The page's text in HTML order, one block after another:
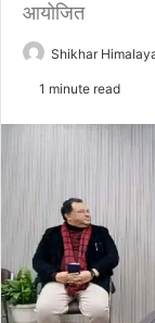
आयोजित
Shikhar
1 minute read